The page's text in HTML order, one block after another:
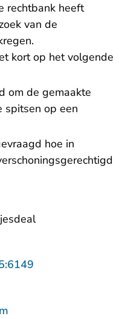
rechtbank heeft
van de
kort op het volgende
om de gemaakte
spitsen op een
hoe in